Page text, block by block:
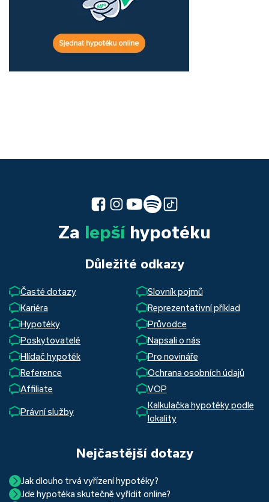
Za lepšíhypotéku
Důležité odkazy
Časté dotazy
Slovník pojmů
Kariéra
Reprezentativní příklad
Hypotéky
Průvodce
Poskytovatelé
Napsali o nás
Hlídač hypoték
Pro novináře
Reference
Ochrana osobních údajů
Affiliate
VOP
Právní služby
Kalkulačka hypotéky podle
lokality
Nejčastější dotazy
Jak dlouho trvá vyřízení hypotéky?
Hypotéka se dá zvládnout za měsíc i za tři. Nejčastěji její
Jde hypotéka skutečně vyřídit online?